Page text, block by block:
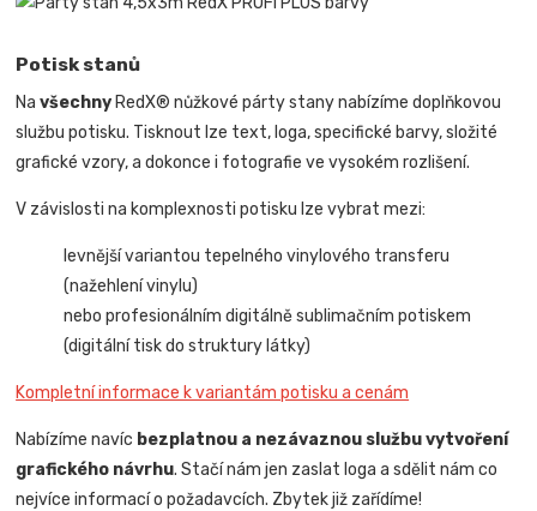
Potisk stanů
Navšechny RedX® nůžkové párty stany nabízíme doplňkovou
službu potisku. Tisknout lze text, loga, specifické barvy, složité
grafické vzory, a dokonce i fotografie ve vysokém rozlišení.
V závislosti na komplexnosti potisku lze vybrat mezi:
levnější variantou tepelného vinylového transferu
(nažehlení vinylu)
nebo profesionálním digitálně sublimačním potiskem
(digitální tisk do struktury látky)
Kompletní informace k variantám potisku a cenám
Nabízíme navíc bezplatnou a nezávaznou službu vytvoření
grafického návrhu. Stačí nám jen zaslat loga a sdělit nám co
nejvíce informací o požadavcích. Zbytek již zařídíme!